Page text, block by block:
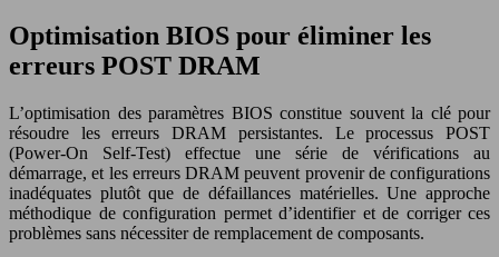
Optimisation BIOS pour éliminer les
erreurs POST DRAM
L’optimisation des paramètres BIOS constitue souvent la clé pour
résoudre les erreurs DRAM persistantes. Le processus POST
(Power-On Self-Test) effectue une série de vérifications au
démarrage, et les erreurs DRAM peuvent provenir de configurations
inadéquates plutôt que de défaillances matérielles. Une approche
méthodique de configuration permet d’identifier et de corriger ces
problèmes sans nécessiter de remplacement de composants.